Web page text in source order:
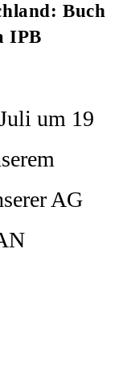
Buch
IPB
um 19
AG